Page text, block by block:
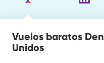
Vuelos baratos
Unidos